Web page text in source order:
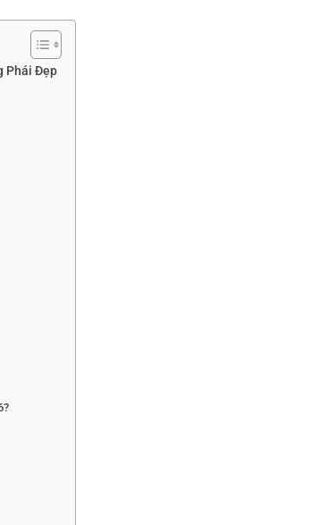
Phái Đẹp